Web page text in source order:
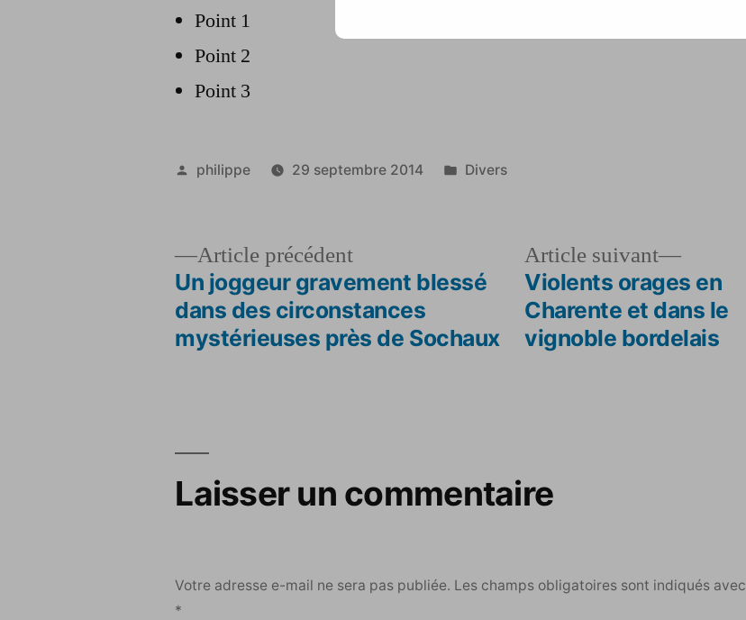
référencé
Point 1
Point 2
Point 3
Publié
philippe 29 septembre 2014
Publié
Divers
Navigation
Article précédentArticle
précédent :
Un joggeur gravement blessé
dans des circonstances
mystérieuses près de Sochaux
Article suivant
Article
suivant :
Violents orages en
Charente et dans le
vignoble bordelais
Laisser un commentaire
Votre adresse e-mail ne sera pas publiée. Les champs obligatoires sont indiqués avec
*